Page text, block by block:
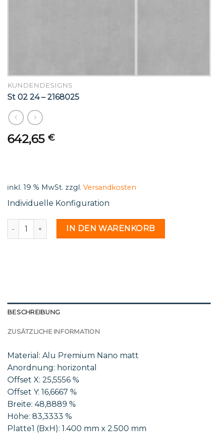
KUNDENDESIGNS
St 02 24 – 2168025
642,65 €
inkl. 19 % MwSt. zzgl. Versandkosten
Individuelle Konfiguration
St 02 24 - 2168025 MengeIN DEN WARENKORB
BESCHREIBUNG
ZUSÄTZLICHE INFORMATION
Material: Alu Premium Nano matt
Anordnung: horizontal
Offset X: 25,5556 %
Offset Y: 16,6667 %
Breite: 48,8889 %
Höhe: 83,3333 %
Platte1 (BxH): 1.400 mm x 2.500 mm